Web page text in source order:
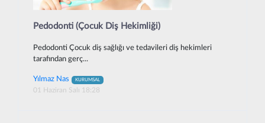
Pedodonti (Çocuk Diş Hekimliği)
Pedodonti Çocuk diş sağlığı ve tedavileri diş hekimleri
tarafından gerç...
Yılmaz Nas KURUMSAL
01 Haziran Salı 18:28